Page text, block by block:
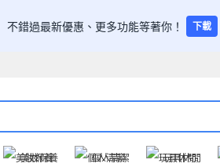
不錯過最新優惠、更多功能等著你！ 下載
美妝保養 個人清潔 玩具休閒